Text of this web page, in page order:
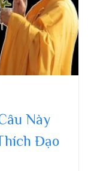
Này
Đạo